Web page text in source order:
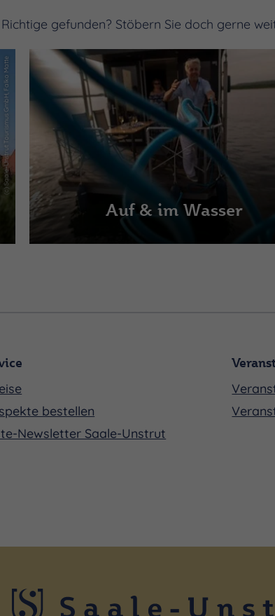
gefunden? Stöbern Sie doch gerne
(c) Saale-Unstrut Tourismus GmbH, Falko Matte
Auf & im Wasser
bestellen
Newsletter Saale-Unstrut